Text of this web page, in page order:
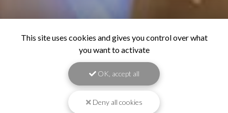
This site uses cookies and gives you control over what
you want to activate
OK, accept all
Deny all cookies